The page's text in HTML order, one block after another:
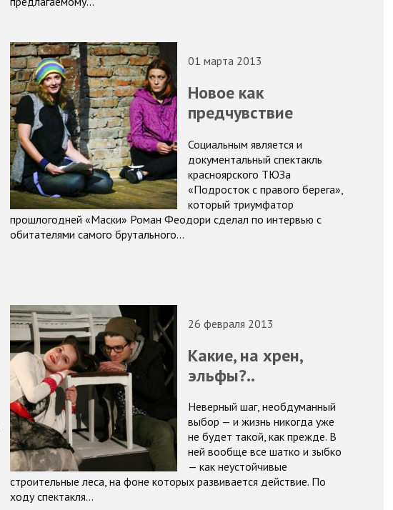
01 марта 2013
Новое как
предчувствие
Социальным является и
документальный спектакль
красноярского ТЮЗа
«Подросток с правого берега»,
который триумфатор
прошлогодней «Маски» Роман Феодори сделал по интервью с
обитателями самого брутального…
26 февраля 2013
Какие, на хрен,
эльфы?..
Неверный шаг, необдуманный
выбор — и жизнь никогда уже
не будет такой, как прежде. В
ней вообще все шатко и зыбко
— как неустойчивые
строительные леса, на фоне которых развивается действие. По
ходу спектакля…